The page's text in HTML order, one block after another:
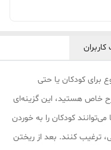
برای کودکان یا حتی
خاص هستید، این گزینه‌ای
کودکان را به خوردن
ترغیب کنند. بعد از ریختن